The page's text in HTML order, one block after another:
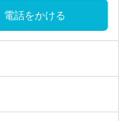
電話をかける